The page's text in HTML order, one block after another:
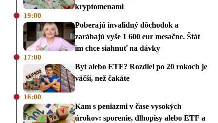
kryptomenami
19:00
Poberajú invalidný dôchodok a
zarábajú vyše 1 600 eur mesačne. Štát
im chce siahnuť na dávky
17:00
Byt alebo ETF? Rozdiel po 20 rokoch je
väčší, než čakáte
16:00
Kam s peniazmi v čase vysokých
úrokov: sporenie, dlhopisy alebo ETF a